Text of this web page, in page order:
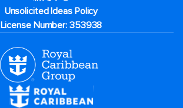
Unsolicited Ideas Policy
License Number: 353938